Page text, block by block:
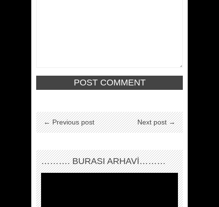
← Previous post Next post →
………. BURASI ARHAVİ………